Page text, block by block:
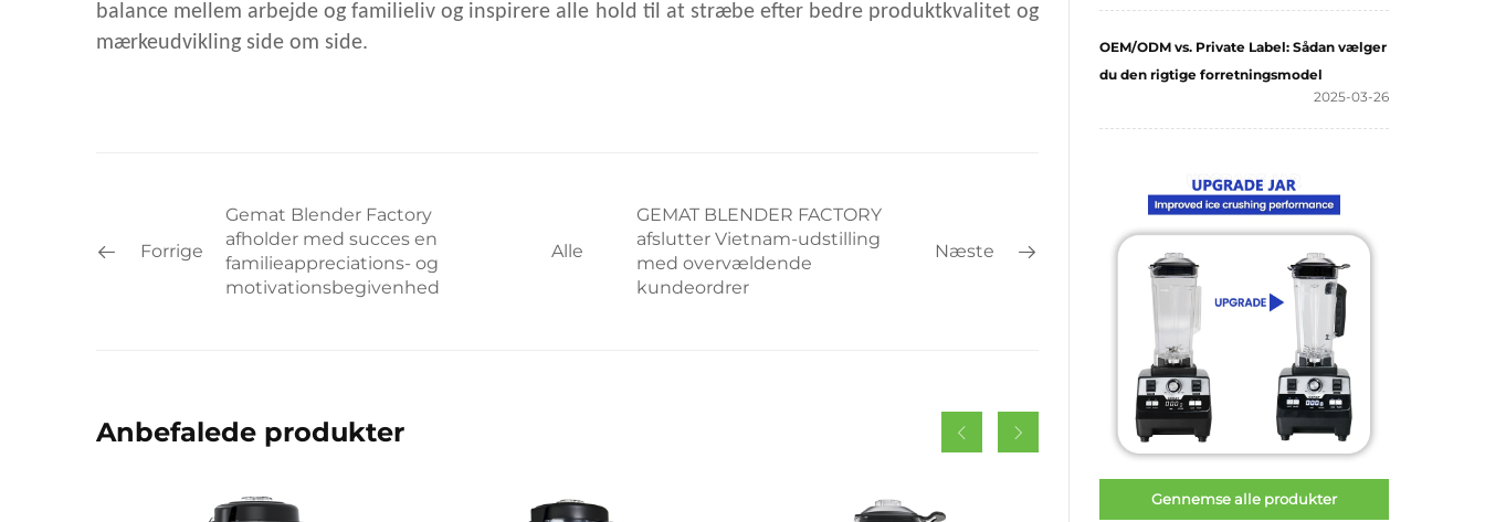
balance mellem arbejde og familieliv og inspirere alle hold til at stræbe efter bedre produktkvalitet og
mærkeudvikling side om side.
Forrige
Gemat Blender Factory
afholder med succes en
familieappreciations- og
motivationsbegivenhed
Alle
GEMAT BLENDER FACTORY
afslutter Vietnam-udstilling
med overvældende
kundeordrer
Næste
Anbefalede produkter
OEM/ODM vs. Private Label: Sådan vælger
du den rigtige forretningsmodel
2025-03-26
Gennemse alle produkter